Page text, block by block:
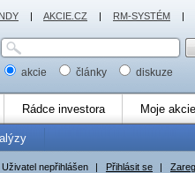
akcie články diskuze
Rádce investora Moje akcie
Uživatel nepřihlášen | Přihlásit se |
| AKCIE.CZ | RM-SYSTÉM |